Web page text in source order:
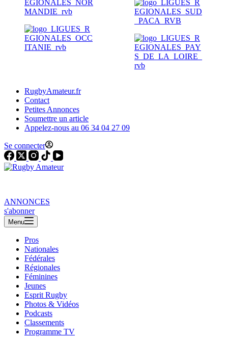
RugbyAmateur.fr
Contact
Petites Annonces
Soumettre un article
Appelez-nous au 06 34 04 27 09
Se connecter
ANNONCES
s'abonner
Menu
Pros
Nationales
Fédérales
Régionales
Féminines
Jeunes
Esprit Rugby
Photos & Vidéos
Podcasts
Classements
Programme TV